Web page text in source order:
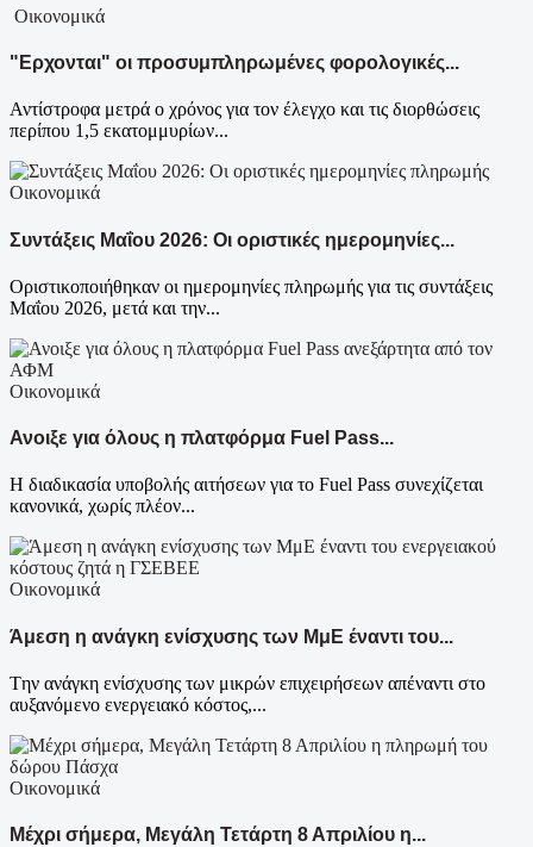
Οικονομικά
"Ερχονται" οι προσυμπληρωμένες φορολογικές...
Αντίστροφα μετρά ο χρόνος για τον έλεγχο και τις διορθώσεις
περίπου 1,5 εκατομμυρίων...
Οικονομικά
Συντάξεις Μαΐου 2026: Οι οριστικές ημερομηνίες...
Οριστικοποιήθηκαν οι ημερομηνίες πληρωμής για τις συντάξεις
Μαΐου 2026, μετά και την...
Οικονομικά
Ανοιξε για όλους η πλατφόρμα Fuel Pass...
Η διαδικασία υποβολής αιτήσεων για το Fuel Pass συνεχίζεται
κανονικά, χωρίς πλέον...
Οικονομικά
Άμεση η ανάγκη ενίσχυσης των ΜμΕ έναντι του...
Tην ανάγκη ενίσχυσης των μικρών επιχειρήσεων απέναντι στο
αυξανόμενο ενεργειακό κόστος,...
Οικονομικά
Μέχρι σήμερα, Μεγάλη Τετάρτη 8 Απριλίου η...